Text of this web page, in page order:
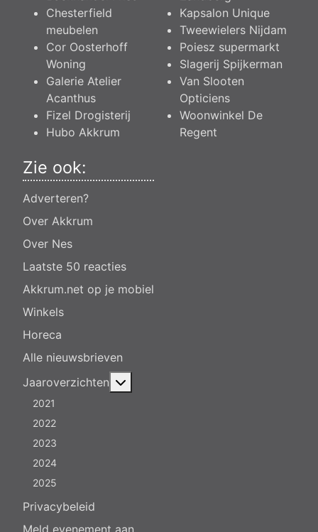
Chesterfield
meubelen
Cor Oosterhoff
Woning
Galerie Atelier
Acanthus
Fizel Drogisterij
Hubo Akkrum
Kapsalon Unique
Tweewielers Nijdam
Poiesz supermarkt
Slagerij Spijkerman
Van Slooten
Opticiens
Woonwinkel De
Regent
Zie ook:
Adverteren?
Over Akkrum
Over Nes
Laatste 50 reacties
Akkrum.net op je mobiel
Winkels
Horeca
Alle nieuwsbrieven
Jaaroverzichten
2021
2022
2023
2024
2025
Privacybeleid
Meld evenement aan